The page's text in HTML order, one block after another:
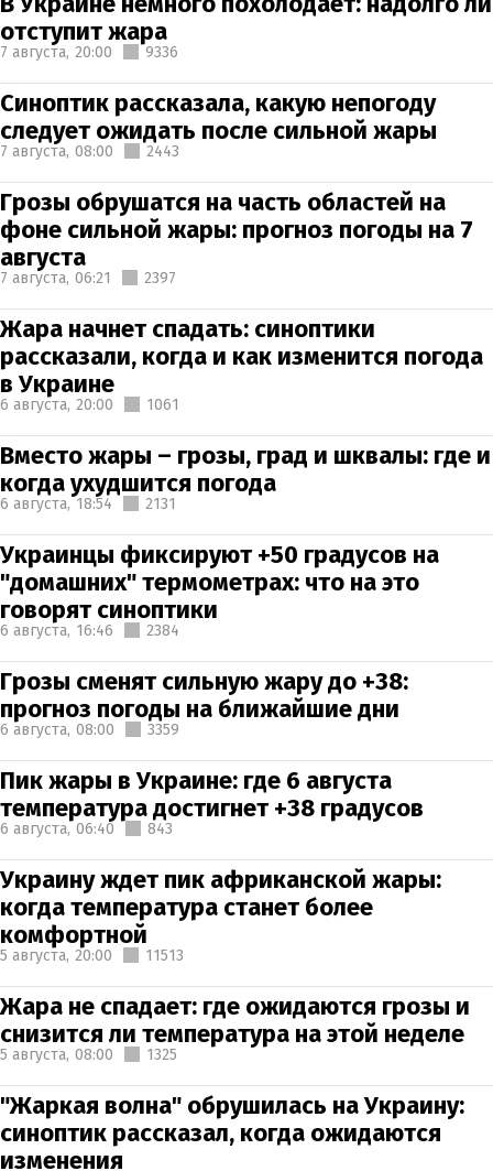
отступит жара
7 августа, 20:00 9336
Синоптик рассказала, какую непогоду
следует ожидать после сильной жары
7 августа, 08:00 2443
Грозы обрушатся на часть областей на
фоне сильной жары: прогноз погоды на 7
августа
7 августа, 06:21 2397
Жара начнет спадать: синоптики
рассказали, когда и как изменится погода
в Украине
6 августа, 20:00 1061
Вместо жары – грозы, град и шквалы: где и
когда ухудшится погода
6 августа, 18:54 2131
Украинцы фиксируют +50 градусов на
"домашних" термометрах: что на это
говорят синоптики
6 августа, 16:46 2384
Грозы сменят сильную жару до +38:
прогноз погоды на ближайшие дни
6 августа, 08:00 3359
Пик жары в Украине: где 6 августа
температура достигнет +38 градусов
6 августа, 06:40 843
Украину ждет пик африканской жары:
когда температура станет более
комфортной
5 августа, 20:00 11513
Жара не спадает: где ожидаются грозы и
снизится ли температура на этой неделе
5 августа, 08:00 1325
"Жаркая волна" обрушилась на Украину:
синоптик рассказал, когда ожидаются
изменения